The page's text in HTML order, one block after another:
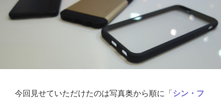
今回見せていただけたのは写真奥から順に「 シン・フ